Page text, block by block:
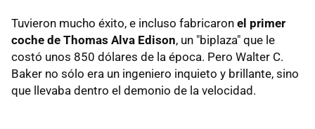
Tuvieron mucho éxito, e incluso fabricaron el primer
coche de Thomas Alva Edison, un "biplaza" que le
costó unos 850 dólares de la época. Pero Walter C.
Baker no sólo era un ingeniero inquieto y brillante, sino
que llevaba dentro el demonio de la velocidad.